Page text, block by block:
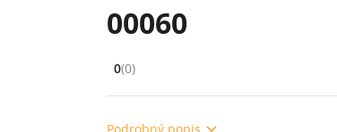
00060
Hodnocení: 0 z 5 (0 recenzí)
0(0)
Podrobný popis